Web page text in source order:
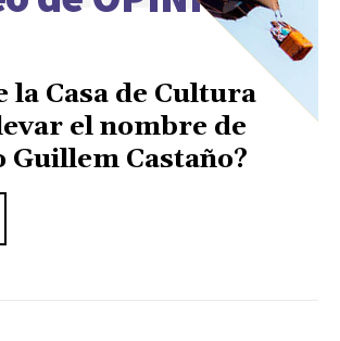
la Casa de Cultura
el nombre de
Guillem Castaño?